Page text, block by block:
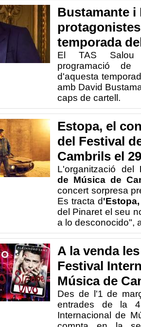
Bustamante i
temporada
El TAS Salou
programació de
d'aquesta
amb David
caps de cartell.
Estopa, el
del Festival
Cambrils el
L'organització del
de Música de
concert sorpresa
Es tracta d'Estopa,
del Pinaret el seu
a lo desconocido",
A la venda
Festival
Música de
Des de l'1 de
entrades de la
Internacional de